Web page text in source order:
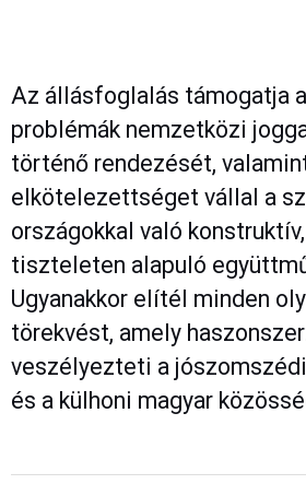
Az állásfoglalás támogatja
problémák nemzetközi
történő rendezését,
elkötelezettséget vállal a
országokkal való
tiszteleten alapuló
Ugyanakkor elítél minden
törekvést, amely
veszélyezteti a
és a külhoni magyar